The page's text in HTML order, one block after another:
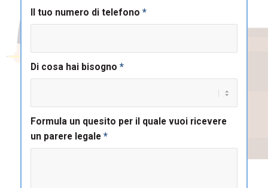
Il tuo numero di telefono *
Di cosa hai bisogno *
Formula un quesito per il quale vuoi ricevere
un parere legale *